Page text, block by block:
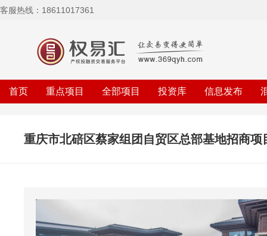
客服热线：18611017361
首页 重点项目 全部项目 投资库 信息发布
重庆市北碚区蔡家组团自贸区总部基地招商项